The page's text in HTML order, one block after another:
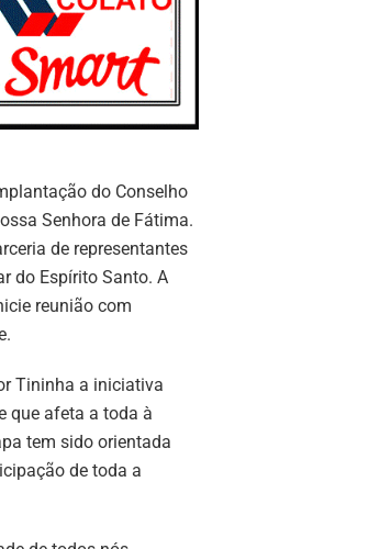
do Conselho
Senhora de Fátima.
de representantes
do Espírito Santo. A
reunião com
Tininha a iniciativa
que afeta a toda à
tem sido orientada
de toda a